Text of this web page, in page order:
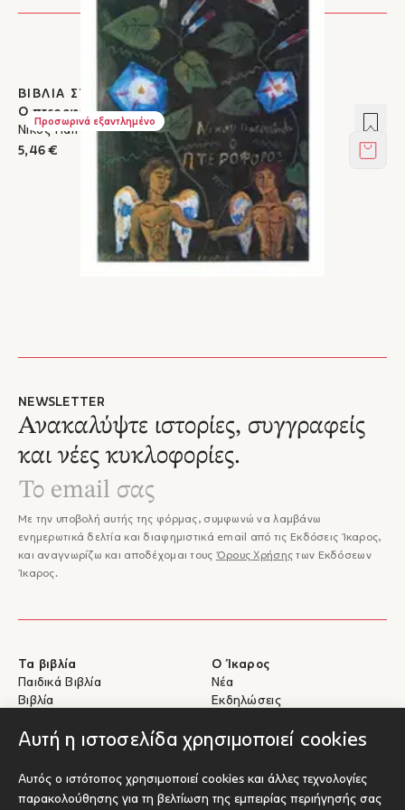
Αυτή η ιστοσελίδα χρησιμοποιεί cookies
Αυτός ο ιστότοπος χρησιμοποιεί cookies και άλλες τεχνολογίες
παρακολούθησης για τη βελτίωση της εμπειρίας περιήγησής σας
ΒΙΒΛΙΑ ΣΤΟΝ ΙΚΑΡΟ
Προσωρινά εξαντλημένο
Ο πτεροφόρος
Νίκος Παπουτσίδης
5,46 €
Στο
NEWSLETTER
Ανακαλύψτε ιστορίες, συγγραφείς
και νέες κυκλοφορίες.
Με την υποβολή αυτής της φόρμας, συμφωνώ να λαμβάνω
ενημερωτικά δελτία και διαφημιστικά email από τις Εκδόσεις Ίκαρος,
και αναγνωρίζω και αποδέχομαι τους Όρους Χρήσης των Εκδόσεων
Ίκαρος.
Τα βιβλία
Παιδικά Βιβλία
Βιβλία
Ο Ίκαρος
Νέα
Εκδηλώσεις
Βοήθεια
Αποστολές & Επιστροφές
Για Συγγραφείς
Υποβολή έργου προς έκδοση